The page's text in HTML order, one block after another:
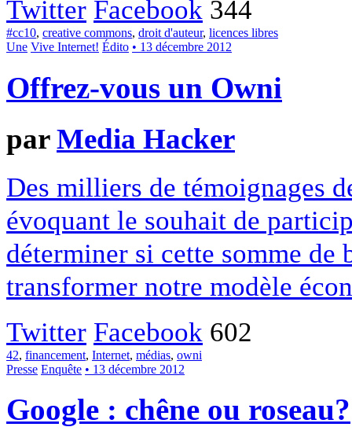
Twitter Facebook 344
#cc10, creative commons, droit d'auteur, licences libres
Une Vive Internet! Édito • 13 décembre 2012
Offrez-vous un Owni
parMedia Hacker
Des milliers de témoignages
évoquant le souhait de
déterminer si cette somme
transformer notre modèle
Twitter Facebook 602
42, financement, Internet, médias, owni
Presse Enquête • 13 décembre 2012
Google : chêne ou roseau?